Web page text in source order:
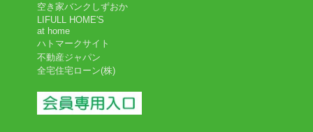
空き家バンクしずおか
LIFULL HOME'S
at home
ハトマークサイト
不動産ジャパン
全宅住宅ローン(株)